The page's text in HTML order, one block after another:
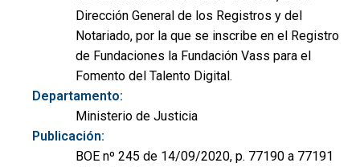
Dirección General de los Registros y del
Notariado, por la que se inscribe en el Registro
de Fundaciones la Fundación Vass para el
Fomento del Talento Digital.
Departamento:
Ministerio de Justicia
Publicación:
BOE nº 245 de 14/09/2020, p. 77190 a 77191